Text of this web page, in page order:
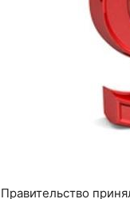
Правительство